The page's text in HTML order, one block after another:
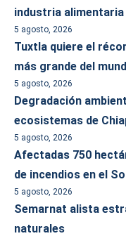
industria alimentaria
5 agosto, 2026
Tuxtla quiere el
más grande del
5 agosto, 2026
Degradación
ecosistemas de
5 agosto, 2026
Afectadas 750
de incendios en el
5 agosto, 2026
Semarnat alista
naturales